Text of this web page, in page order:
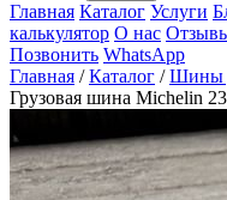
Главная Каталог Услуги
калькулятор О нас
Позвонить WhatsApp
Главная / Каталог / Шины
Грузовая шина Michelin